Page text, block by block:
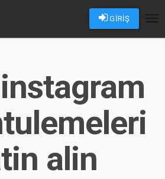
GİRİŞ
alin